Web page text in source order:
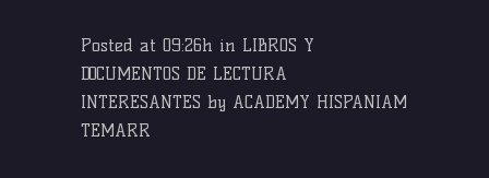
Posted at 09:26h in LIBROS Y
DOCUMENTOS DE LECTURA
INTERESANTES by ACADEMY HISPANIAM
TEMARR